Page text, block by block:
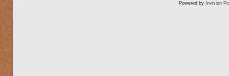
Powered by Invision